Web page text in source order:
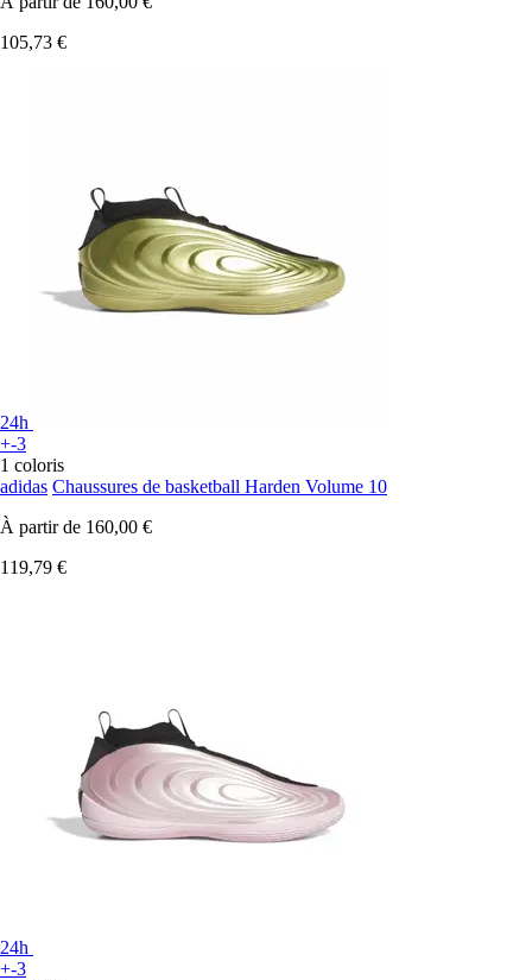
105,73 €
24h
+-3
1 coloris
adidas Chaussures de basketball Harden Volume 10
À partir de 160,00 €
119,79 €
24h
+-3